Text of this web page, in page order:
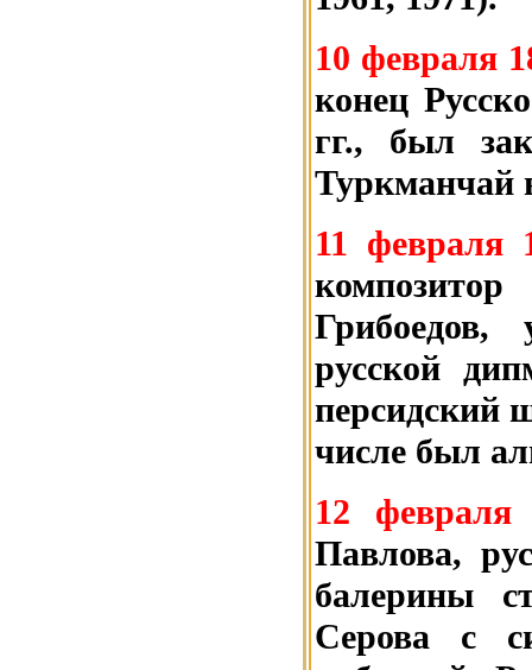
10 февраля
конец
гг., был
Туркманчай
11 февраля
русской
персидский
числе был
12
Павлова,
балерины
Серова с